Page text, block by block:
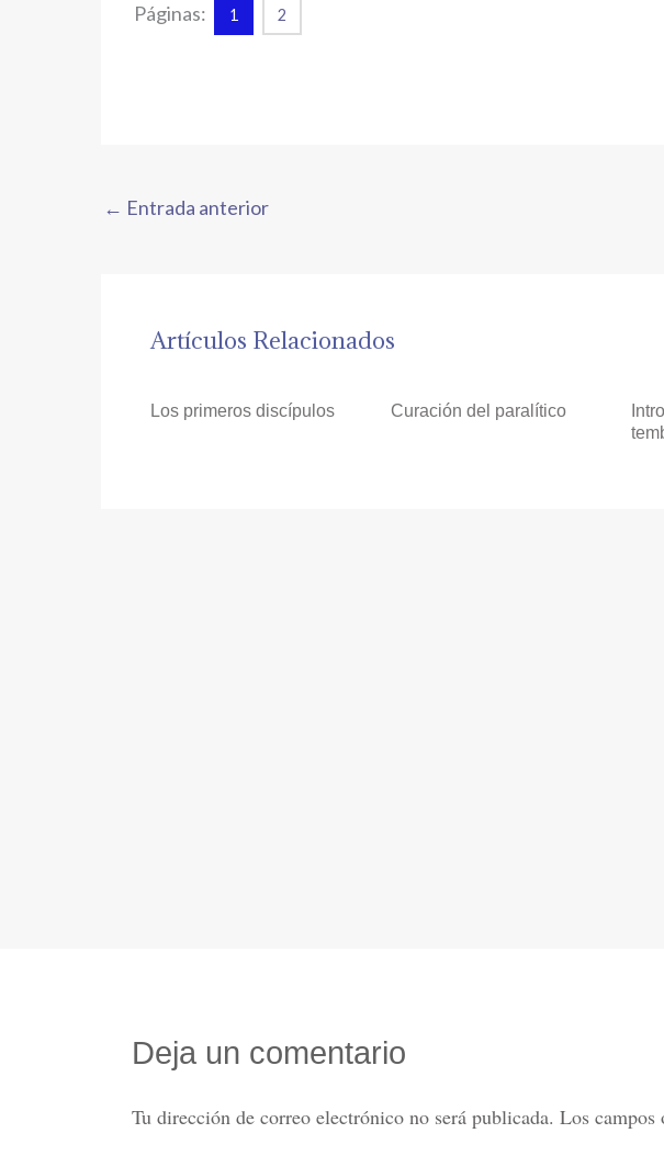
Páginas: 1 2
← Entrada anterior
Artículos Relacionados
Los primeros discípulos Curación del paralítico
Deja un comentario
Tu dirección de correo electrónico no será publicada. Los campos